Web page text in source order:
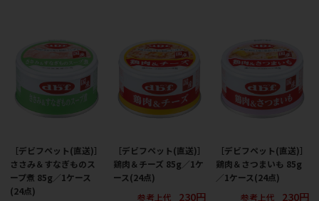
［デビフペット(直送)］
ささみ＆すなぎものス
ープ煮 85g／1ケース
(24点)
［デビフペット(直送)］
鶏肉＆チーズ 85g／1ケ
ース(24点)
参考上代
230円
［デビフペット(直送)］
鶏肉＆さつまいも 85g
／1ケース(24点)
参考上代
230円